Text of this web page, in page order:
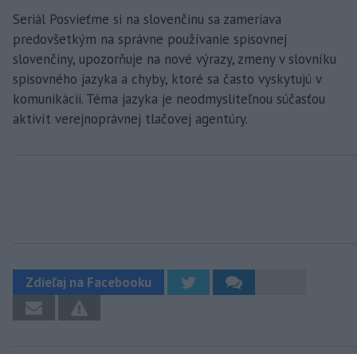
Seriál Posvieťme si na slovenčinu sa zameriava
predovšetkým na správne používanie spisovnej
slovenčiny, upozorňuje na nové výrazy, zmeny v slovníku
spisovného jazyka a chyby, ktoré sa často vyskytujú v
komunikácii. Téma jazyka je neodmysliteľnou súčasťou
aktivít verejnoprávnej tlačovej agentúry.
Zdieľaj na Facebooku